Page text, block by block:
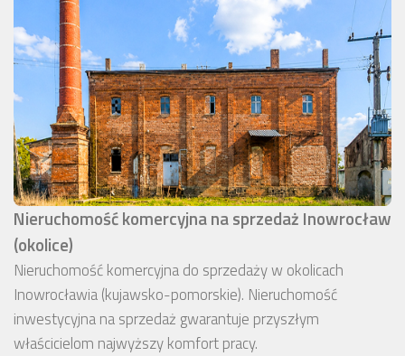
Nieruchomość komercyjna na sprzedaż Inowrocław
(okolice)
Nieruchomość komercyjna do sprzedaży w okolicach
Inowrocławia (kujawsko-pomorskie). Nieruchomość
inwestycyjna na sprzedaż gwarantuje przyszłym
właścicielom najwyższy komfort pracy.